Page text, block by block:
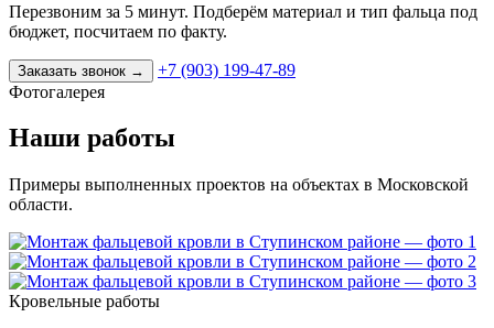
Перезвоним за 5 минут. Подберём материал и тип фальца под
бюджет, посчитаем по факту.
Заказать звонок →
+7 (903) 199-47-89
Фотогалерея
Наши работы
Примеры выполненных проектов на объектах в Московской
области.
Кровельные работы